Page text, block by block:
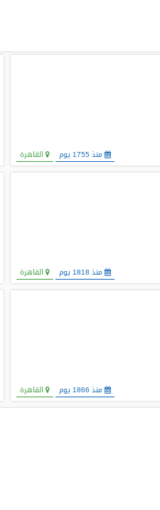
منذ 1755 يوم القاهرة
منذ 1818 يوم القاهرة
منذ 1866 يوم القاهرة